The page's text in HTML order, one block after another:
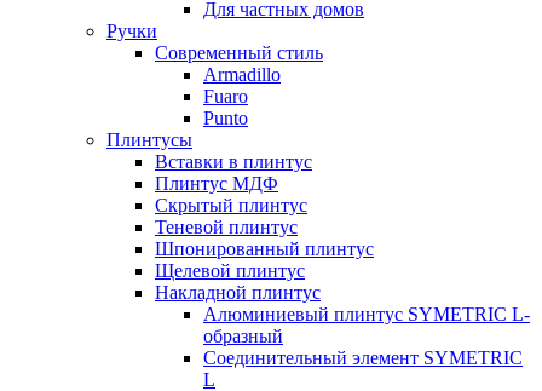
Для частных домов
Ручки
Современный стиль
Armadillo
Fuaro
Punto
Плинтусы
Вставки в плинтус
Плинтус МДФ
Скрытый плинтус
Теневой плинтус
Шпонированный плинтус
Щелевой плинтус
Накладной плинтус
Алюминиевый плинтус SYMETRIC L-
образный
Соединительный элемент SYMETRIC
L